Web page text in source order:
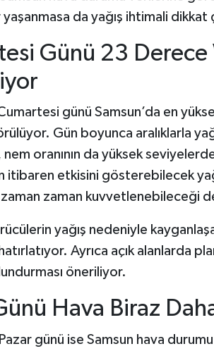
da yağış ihtimali dikkat
Günü 23 Derece
günü Samsun’da en
Gün boyunca aralıklarla
oranının da yüksek
itibaren etkisini gösterebilecek
zaman kuvvetlenebileceği
yağış nedeniyle
Ayrıca açık alanlarda
öneriliyor.
Hava Biraz
günü ise Samsun hava